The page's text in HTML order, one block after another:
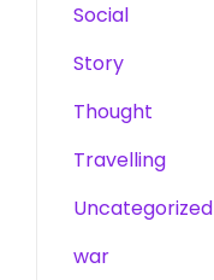
Social
Story
Thought
Travelling
Uncategorized
war